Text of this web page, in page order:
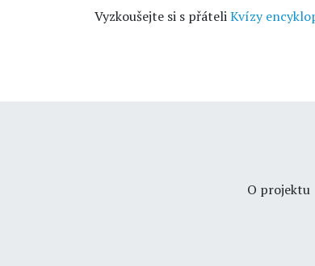
Vyzkoušejte si s přáteliKvízy
O projektu